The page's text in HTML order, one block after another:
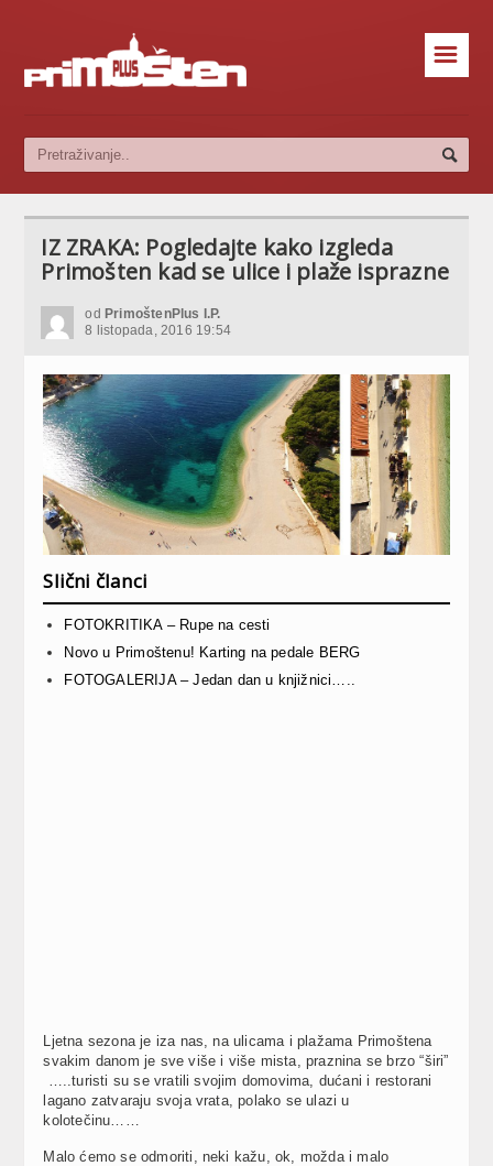
☰
IZ ZRAKA: Pogledajte kako izgleda
Primošten kad se ulice i plaže isprazne
od PrimoštenPlus I.P.
8 listopada, 2016 19:54
Slični članci
FOTOKRITIKA – Rupe na cesti
Novo u Primoštenu! Karting na pedale BERG
FOTOGALERIJA – Jedan dan u knjižnici…..
Ljetna sezona je iza nas, na ulicama i plažama Primoštena
svakim danom je sve više i više mista, praznina se brzo “širi”
…..turisti su se vratili svojim domovima, dućani i restorani
lagano zatvaraju svoja vrata, polako se ulazi u
kolotečinu……
Malo ćemo se odmoriti, neki kažu, ok, možda i malo